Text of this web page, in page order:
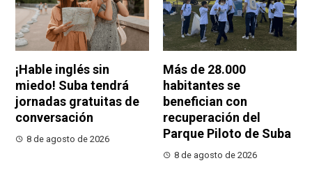
¡Hable inglés sin
miedo! Suba tendrá
jornadas gratuitas de
conversación
8 de agosto de 2026
Más de 28.000
habitantes se
benefician con
recuperación del
Parque Piloto de Suba
8 de agosto de 2026